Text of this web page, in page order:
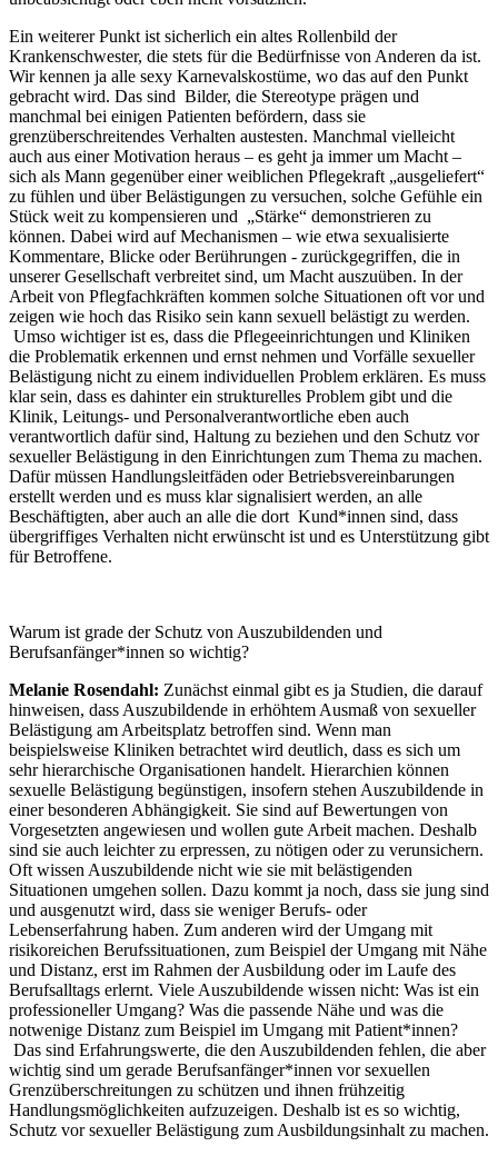
Ein weiterer Punkt ist sicherlich ein altes Rollenbild der
Krankenschwester, die stets für die Bedürfnisse von Anderen da ist.
Wir kennen ja alle sexy Karnevalskostüme, wo das auf den Punkt
gebracht wird. Das sind Bilder, die Stereotype prägen und
manchmal bei einigen Patienten befördern, dass sie
grenzüberschreitendes Verhalten austesten. Manchmal vielleicht
auch aus einer Motivation heraus – es geht ja immer um Macht –
sich als Mann gegenüber einer weiblichen Pflegekraft „ausgeliefert“
zu fühlen und über Belästigungen zu versuchen, solche Gefühle ein
Stück weit zu kompensieren und „Stärke“ demonstrieren zu
können. Dabei wird auf Mechanismen – wie etwa sexualisierte
Kommentare, Blicke oder Berührungen - zurückgegriffen, die in
unserer Gesellschaft verbreitet sind, um Macht auszuüben. In der
Arbeit von Pflegfachkräften kommen solche Situationen oft vor und
zeigen wie hoch das Risiko sein kann sexuell belästigt zu werden.
Umso wichtiger ist es, dass die Pflegeeinrichtungen und Kliniken
die Problematik erkennen und ernst nehmen und Vorfälle sexueller
Belästigung nicht zu einem individuellen Problem erklären. Es muss
klar sein, dass es dahinter ein strukturelles Problem gibt und die
Klinik, Leitungs- und Personalverantwortliche eben auch
verantwortlich dafür sind, Haltung zu beziehen und den Schutz vor
sexueller Belästigung in den Einrichtungen zum Thema zu machen.
Dafür müssen Handlungsleitfäden oder Betriebsvereinbarungen
erstellt werden und es muss klar signalisiert werden, an alle
Beschäftigten, aber auch an alle die dort Kund*innen sind, dass
übergriffiges Verhalten nicht erwünscht ist und es Unterstützung gibt
für Betroffene.
Warum ist grade der Schutz von Auszubildenden und
Berufsanfänger*innen so wichtig?
Melanie Rosendahl: Zunächst einmal gibt es ja Studien, die darauf
hinweisen, dass Auszubildende in erhöhtem Ausmaß von sexueller
Belästigung am Arbeitsplatz betroffen sind. Wenn man
beispielsweise Kliniken betrachtet wird deutlich, dass es sich um
sehr hierarchische Organisationen handelt. Hierarchien können
sexuelle Belästigung begünstigen, insofern stehen Auszubildende in
einer besonderen Abhängigkeit. Sie sind auf Bewertungen von
Vorgesetzten angewiesen und wollen gute Arbeit machen. Deshalb
sind sie auch leichter zu erpressen, zu nötigen oder zu verunsichern.
Oft wissen Auszubildende nicht wie sie mit belästigenden
Situationen umgehen sollen. Dazu kommt ja noch, dass sie jung sind
und ausgenutzt wird, dass sie weniger Berufs- oder
Lebenserfahrung haben. Zum anderen wird der Umgang mit
risikoreichen Berufssituationen, zum Beispiel der Umgang mit Nähe
und Distanz, erst im Rahmen der Ausbildung oder im Laufe des
Berufsalltags erlernt. Viele Auszubildende wissen nicht: Was ist ein
professioneller Umgang? Was die passende Nähe und was die
notwenige Distanz zum Beispiel im Umgang mit Patient*innen?
Das sind Erfahrungswerte, die den Auszubildenden fehlen, die aber
wichtig sind um gerade Berufsanfänger*innen vor sexuellen
Grenzüberschreitungen zu schützen und ihnen frühzeitig
Handlungsmöglichkeiten aufzuzeigen. Deshalb ist es so wichtig,
Schutz vor sexueller Belästigung zum Ausbildungsinhalt zu machen.